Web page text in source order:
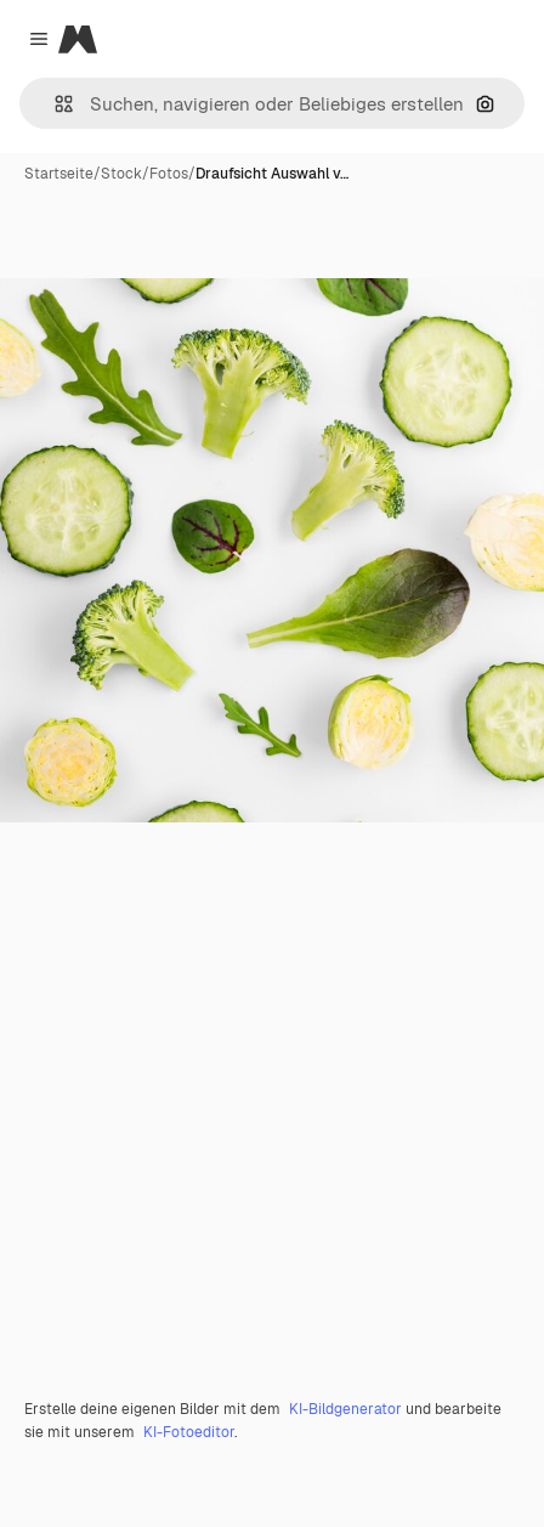
Close menu
Magnific
Nach
Startseite/Stock/Fotos/Draufsicht Auswahl v…
Erstelle deine eigenen Bilder mit dem KI-Bildgenerator und bearbeite
sie mit unserem KI-Fotoeditor.